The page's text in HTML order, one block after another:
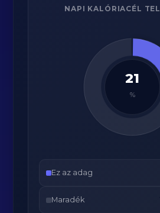
NAPI KALÓRIACÉL
21
%
Ez az adag
Maradék